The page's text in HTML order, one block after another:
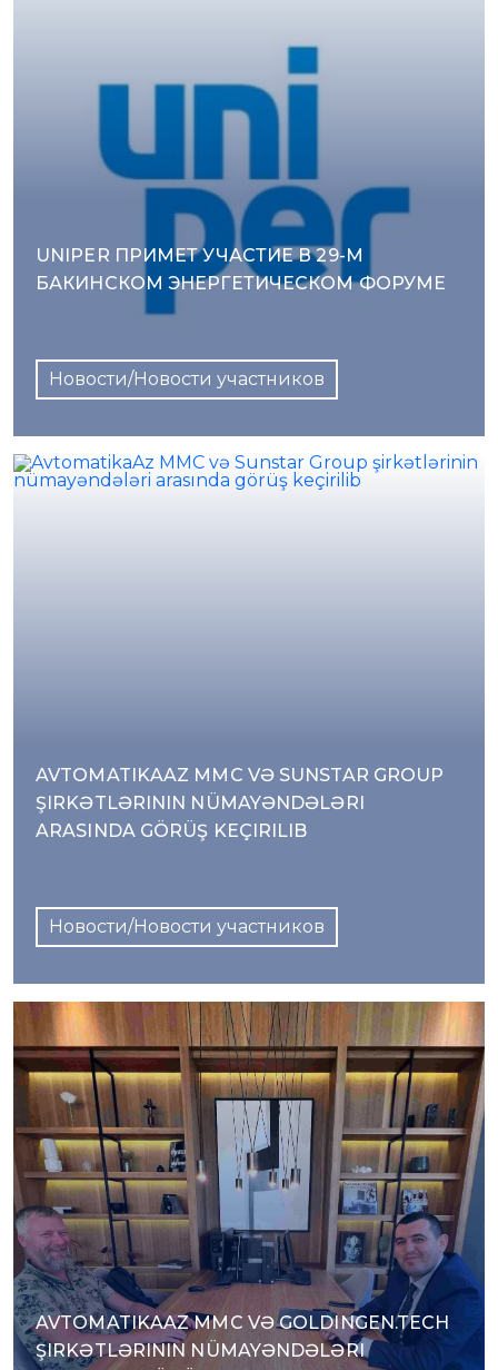
UNIPER ПРИМЕТ УЧАСТИЕ В 29-М
БАКИНСКОМ ЭНЕРГЕТИЧЕСКОМ ФОРУМЕ
Новости/Новости участников
AVTOMATIKAAZ MMC VƏ SUNSTAR GROUP
ŞIRKƏTLƏRININ NÜMAYƏNDƏLƏRI
ARASINDA GÖRÜŞ KEÇIRILIB
Новости/Новости участников
AVTOMATIKAAZ MMC VƏ GOLDINGEN.TECH
ŞIRKƏTLƏRININ NÜMAYƏNDƏLƏRI